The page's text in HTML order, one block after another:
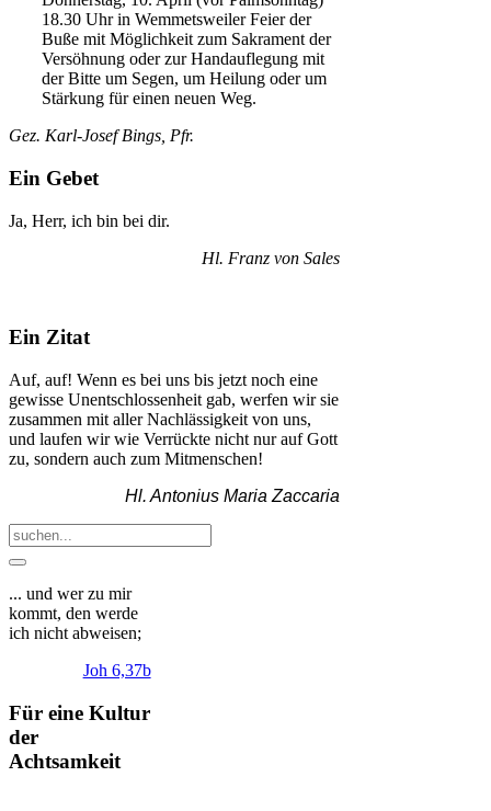
18.30 Uhr in Wemmetsweiler Feier der
Buße mit Möglichkeit zum Sakrament der
Versöhnung oder zur Handauflegung mit
der Bitte um Segen, um Heilung oder um
Stärkung für einen neuen Weg.
Gez. Karl-Josef Bings, Pfr.
Ein Gebet
Ja, Herr, ich bin bei dir.
Hl. Franz von Sales
Ein Zitat
Auf, auf! Wenn es bei uns bis jetzt noch eine
gewisse Unentschlossenheit gab, werfen wir sie
zusammen mit aller Nachlässigkeit von uns,
und laufen wir wie Verrückte nicht nur auf Gott
zu, sondern auch zum Mitmenschen!
Hl. Antonius Maria Zaccaria
... und wer zu mir
kommt, den werde
ich nicht abweisen;
Joh 6,37b
Für eine Kultur
der
Achtsamkeit